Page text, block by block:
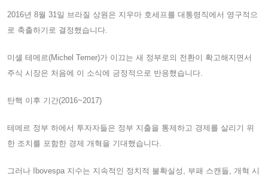
2016년 8월 31일 브라질 상원은 지우마 호세프를 대통령직에서 영구적으
로 축출하기로 결정했습니다.
미셸 테메르(Michel Temer)가 이끄는 새 정부로의 전환이 확고해지면서
주식 시장은 처음에 이 소식에 긍정적으로 반응했습니다.
탄핵 이후 기간(2016~2017)
테메르 정부 하에서 투자자들은 정부 지출을 통제하고 경제를 살리기 위
한 조치를 포함한 경제 개혁을 기대했습니다.
그러나 Ibovespa 지수는 지속적인 정치적 불확실성, 부패 스캔들, 개혁 시